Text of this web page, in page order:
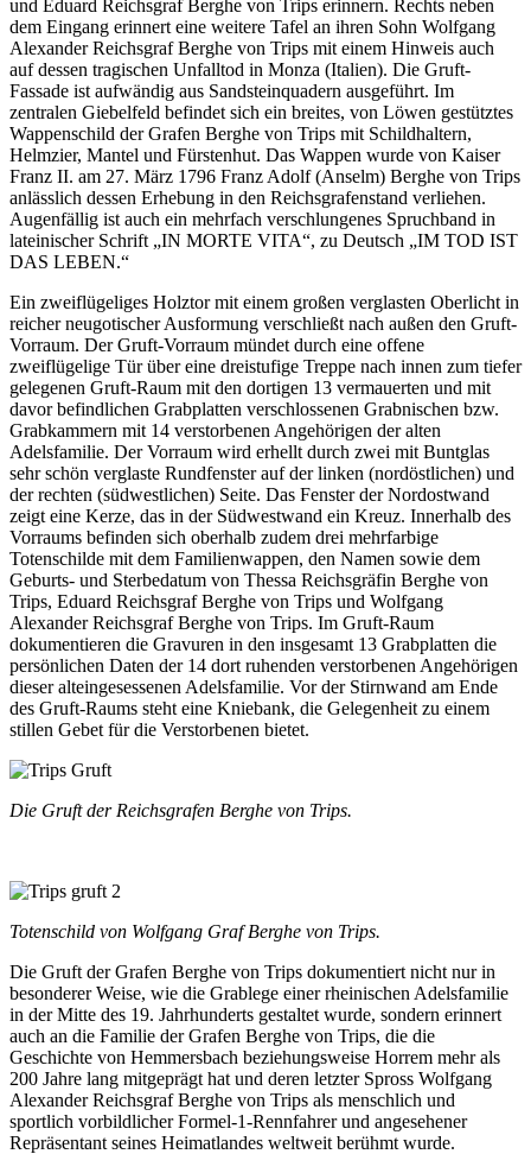
und Eduard Reichsgraf Berghe von Trips erinnern. Rechts neben
dem Eingang erinnert eine weitere Tafel an ihren Sohn Wolfgang
Alexander Reichsgraf Berghe von Trips mit einem Hinweis auch
auf dessen tragischen Unfalltod in Monza (Italien). Die Gruft-
Fassade ist aufwändig aus Sandsteinquadern ausgeführt. Im
zentralen Giebelfeld befindet sich ein breites, von Löwen gestütztes
Wappenschild der Grafen Berghe von Trips mit Schildhaltern,
Helmzier, Mantel und Fürstenhut. Das Wappen wurde von Kaiser
Franz II. am 27. März 1796 Franz Adolf (Anselm) Berghe von Trips
anlässlich dessen Erhebung in den Reichsgrafenstand verliehen.
Augenfällig ist auch ein mehrfach verschlungenes Spruchband in
lateinischer Schrift „IN MORTE VITA“, zu Deutsch „IM TOD IST
DAS LEBEN.“
Ein zweiflügeliges Holztor mit einem großen verglasten Oberlicht in
reicher neugotischer Ausformung verschließt nach außen den Gruft-
Vorraum. Der Gruft-Vorraum mündet durch eine offene
zweiflügelige Tür über eine dreistufige Treppe nach innen zum tiefer
gelegenen Gruft-Raum mit den dortigen 13 vermauerten und mit
davor befindlichen Grabplatten verschlossenen Grabnischen bzw.
Grabkammern mit 14 verstorbenen Angehörigen der alten
Adelsfamilie. Der Vorraum wird erhellt durch zwei mit Buntglas
sehr schön verglaste Rundfenster auf der linken (nordöstlichen) und
der rechten (südwestlichen) Seite. Das Fenster der Nordostwand
zeigt eine Kerze, das in der Südwestwand ein Kreuz. Innerhalb des
Vorraums befinden sich oberhalb zudem drei mehrfarbige
Totenschilde mit dem Familienwappen, den Namen sowie dem
Geburts- und Sterbedatum von Thessa Reichsgräfin Berghe von
Trips, Eduard Reichsgraf Berghe von Trips und Wolfgang
Alexander Reichsgraf Berghe von Trips. Im Gruft-Raum
dokumentieren die Gravuren in den insgesamt 13 Grabplatten die
persönlichen Daten der 14 dort ruhenden verstorbenen Angehörigen
dieser alteingesessenen Adelsfamilie. Vor der Stirnwand am Ende
des Gruft-Raums steht eine Kniebank, die Gelegenheit zu einem
stillen Gebet für die Verstorbenen bietet.
Die Gruft der Reichsgrafen Berghe von Trips.
Totenschild von Wolfgang Graf Berghe von Trips.
Die Gruft der Grafen Berghe von Trips dokumentiert nicht nur in
besonderer Weise, wie die Grablege einer rheinischen Adelsfamilie
in der Mitte des 19. Jahrhunderts gestaltet wurde, sondern erinnert
auch an die Familie der Grafen Berghe von Trips, die die
Geschichte von Hemmersbach beziehungsweise Horrem mehr als
200 Jahre lang mitgeprägt hat und deren letzter Spross Wolfgang
Alexander Reichsgraf Berghe von Trips als menschlich und
sportlich vorbildlicher Formel-1-Rennfahrer und angesehener
Repräsentant seines Heimatlandes weltweit berühmt wurde.